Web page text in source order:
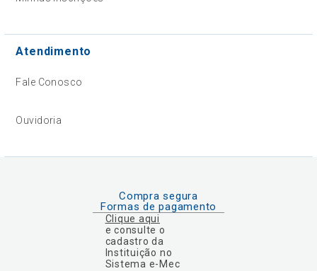
Atendimento
Fale Conosco
Ouvidoria
Compra segura
Formas de pagamento
Clique aqui
e consulte o
cadastro da
Instituição no
Sistema e-Mec